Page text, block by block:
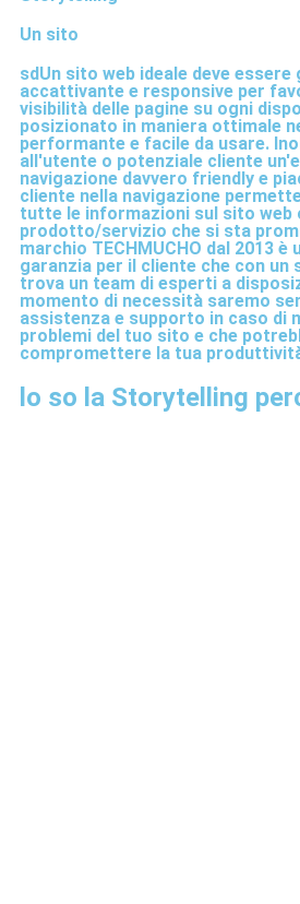
Un sito
sdUn sito web ideale deve
accattivante e responsive per
visibilità delle pagine su ogni
posizionato in maniera ottimale
performante e facile da usare.
all'utente o potenziale cliente
navigazione davvero friendly e
cliente nella navigazione
tutte le informazioni sul sito web
prodotto/servizio che si sta
marchio TECHMUCHO dal 2013 è
garanzia per il cliente che con
trova un team di esperti a
momento di necessità saremo
assistenza e supporto in caso di
problemi del tuo sito e che
compromettere la tua
lo so la Storytelling